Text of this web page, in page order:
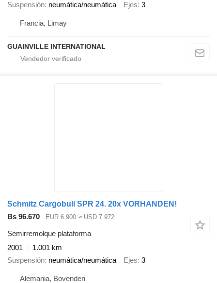
Suspensión neumática/neumática Ejes 3
Francia, Limay
GUAINVILLE INTERNATIONAL
Schmitz Cargobull SPR 24. 20x VORHANDEN!
Bs 96.670
EUR 6.900 ≈ USD 7.972
Semirremolque plataforma
2001
1.001 km
Suspensión neumática/neumática Ejes 3
Alemania, Bovenden